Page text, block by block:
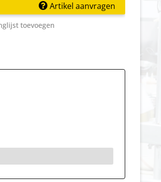
Artikel aanvragen
toevoegen